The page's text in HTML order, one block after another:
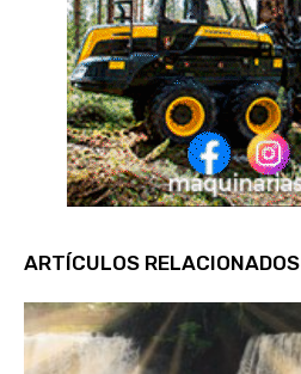
ARTÍCULOS RELACIONADOS